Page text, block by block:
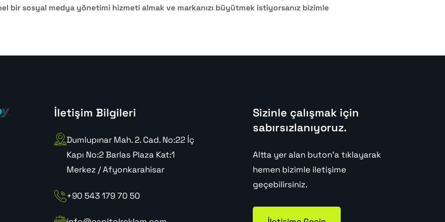
bir sosyal medya yönetimi hizmeti almak ve markanızı büyütmek istiyorsanız bizimle
İletişim Bilgileri
Dumlupınar Mah. 2. Cad. No:22 İç
Kapı No:2 Barlas Plaza Kat:1
Merkez / Afyonkarahisar
+90 543 179 70 50
Sizinle çalışmak için
sabırsızlanıyoruz.
Altta yer alan buton'a tıklayarak
hemen bizimle iletişime
geçebilirsiniz.